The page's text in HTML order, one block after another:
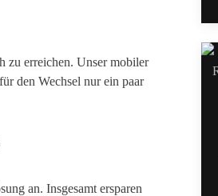
zu erreichen. Unser mobiler
den Wechsel nur ein paar
an. Insgesamt ersparen